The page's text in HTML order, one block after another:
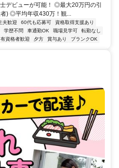
デビューが可能！ ◎最大20万円の引
) ◎平均年収430万！観...
夫歓迎 60代も応募可
資格取得支援あり
学歴不問 車通勤OK 職場見学可
転勤なし
有資格者歓迎 夕方 賞与あり ブランクOK